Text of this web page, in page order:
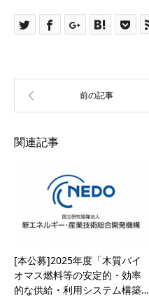
関連記事
[本公募]2025年度「木質バイ
オマス燃料等の安定的・効率
的な供給・利用システム構築…